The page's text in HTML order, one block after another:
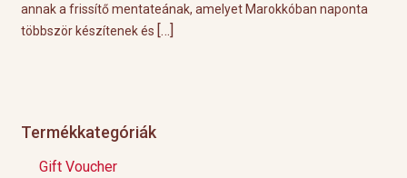
annak a frissítő mentateának, amelyet Marokkóban naponta
többször készítenek és […]
Termékkategóriák
Gift Voucher